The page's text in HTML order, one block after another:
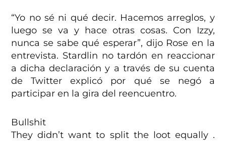
“Yo no sé ni qué decir. Hacemos arreglos, y
luego se va y hace otras cosas. Con Izzy,
nunca se sabe qué esperar”, dijo Rose en la
entrevista. Stardlin no tardón en reaccionar
a dicha declaración y a través de su cuenta
de Twitter explicó por qué se negó a
participar en la gira del reencuentro.
Bullshit
They didn’t want to split the loot equally .